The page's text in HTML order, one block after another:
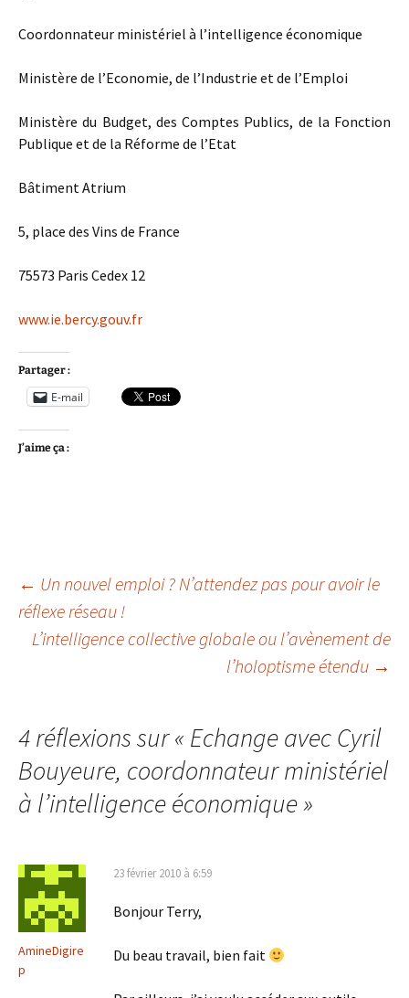
Coordonnateur ministériel à l’intelligence économique
Ministère de l’Economie, de l’Industrie et de l’Emploi
Ministère du Budget, des Comptes Publics, de la Fonction
Publique et de la Réforme de l’Etat
Bâtiment Atrium
5, place des Vins de France
75573 Paris Cedex 12
www.ie.bercy.gouv.fr
Partager :
E-mail
J’aime ça :
Navigation
des
← Un nouvel emploi ? N’attendez pas pour avoir le
réflexe réseau !
L’intelligence collective globale ou l’avènement de
l’holoptisme étendu →
4 réflexions sur « Echange avec Cyril
Bouyeure, coordonnateur ministériel
à l’intelligence économique»
AmineDigire
p
23 février 2010 à 6:59
Bonjour Terry,
Du beau travail, bien fait